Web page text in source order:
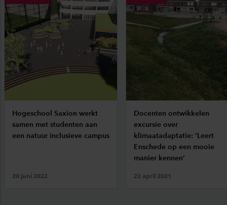
Hogeschool Saxion werkt
samen met studenten aan
een natuur inclusieve campus
20 juni 2022
Docenten ontwikkelen
excursie over
klimaatadaptatie: ‘Leert
Enschede op een mooie
manier kennen’
22 april 2021